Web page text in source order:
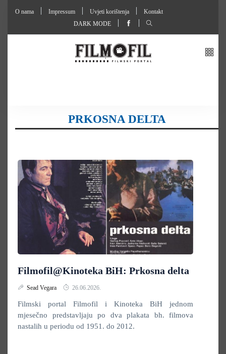
O nama Impressum Uvjeti korištenja
Kontakt
DARK MODE
PRKOSNA DELTA
Filmofil@Kinoteka BiH: Prkosna delta
Sead Vegara 26.06.2026.
Filmski portal Filmofil i Kinoteka BiH jednom
mjesečno predstavljaju po dva plakata bh. filmova
nastalih u periodu od 1951. do 2012.